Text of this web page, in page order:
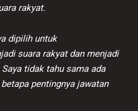
rakyat.
dipilih untuk
suara rakyat dan menjadi
tidak tahu sama ada
pentingnya jawatan